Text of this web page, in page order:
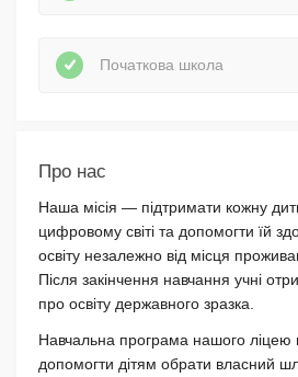
Початкова школа
Про нас
Наша місія — підтримати кожну
цифровому світі та допомогти їй
освіту незалежно від місця
Після закінчення навчання учні
про освіту державного зразка.
Навчальна програма нашого
допомогти дітям обрати власний